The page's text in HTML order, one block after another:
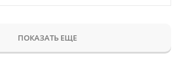
ПОКАЗАТЬ ЕЩЕ